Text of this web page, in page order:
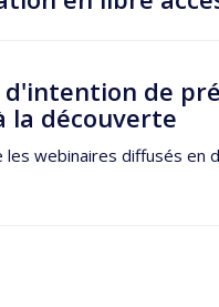
de
la découverte
les webinaires diffusés